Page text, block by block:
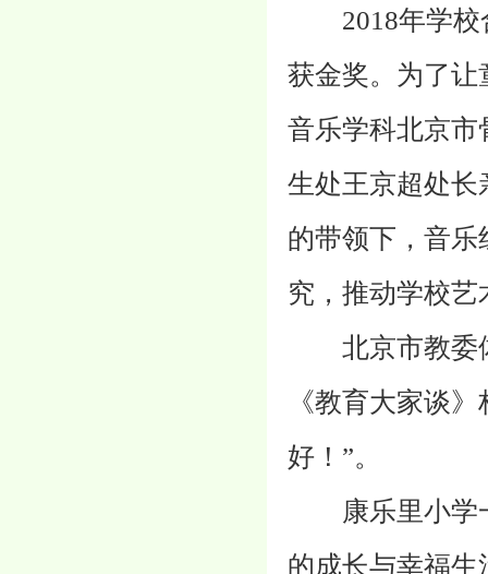
2018年学校
获金奖。为了让
音乐学科北京市
生处王京超处长
的带领下，音
究，推动学校
北京市教委体
《教育大家谈
好！”。
康乐里小学一
的成长与幸福